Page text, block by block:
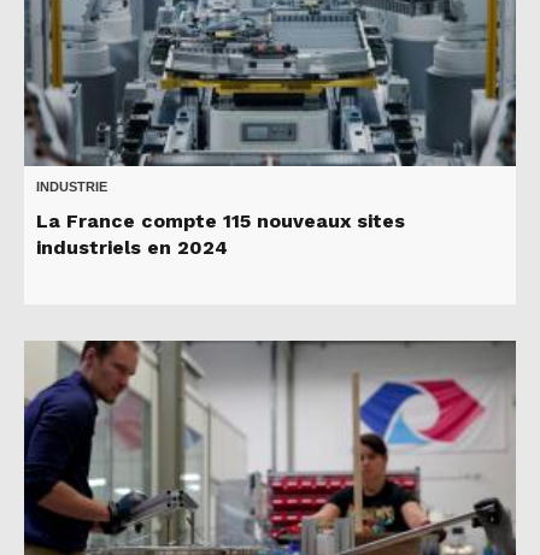
INDUSTRIE
La France compte 115 nouveaux sites
industriels en 2024